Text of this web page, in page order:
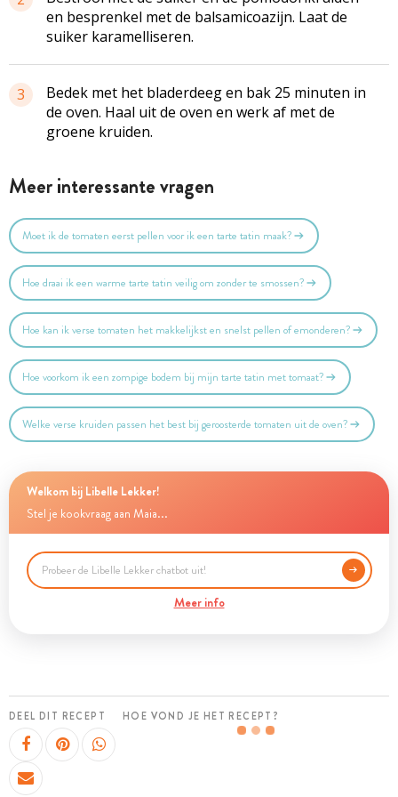
en besprenkel met de balsamicoazijn. Laat de
suiker karamelliseren.
3
Bedek met het bladerdeeg en bak 25 minuten in
de oven. Haal uit de oven en werk af met de
groene kruiden.
Meer interessante vragen
Moet ik de tomaten eerst pellen voor ik een tarte tatin maak?
Hoe draai ik een warme tarte tatin veilig om zonder te smossen?
Hoe kan ik verse tomaten het makkelijkst en snelst pellen of emonderen?
Hoe voorkom ik een zompige bodem bij mijn tarte tatin met tomaat?
Welke verse kruiden passen het best bij geroosterde tomaten uit de oven?
Welkom bij Libelle Lekker!
Stel je kookvraag aan Maia...
Meer info
DEEL DIT RECEPT HOE VOND JE HET RECEPT?